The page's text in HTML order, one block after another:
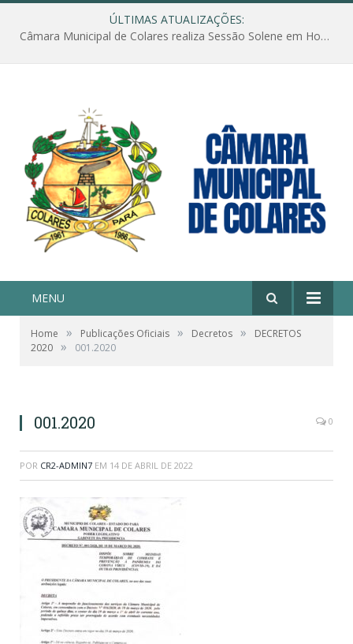
ÚLTIMAS ATUALIZAÇÕES:
Câmara Municipal de Colares realiza Sessão Solene em Homenagem ao Dia das Mães
MENU
Home » Publicações Oficiais » Decretos »
DECRETOS
2020 » 001.2020
001.2020 0
POR CR2-ADMIN7 EM 14 DE ABRIL DE 2022